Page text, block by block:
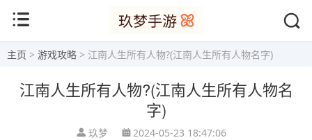
主页 > 游戏攻略 > 江南人生所有人物?(江南人生所有人物名字)
江南人生所有人物?(江南人生所有人物名
字)
玖梦 2024-05-23 18:47:06